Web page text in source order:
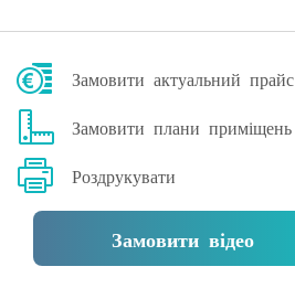
Замовити актуальний прайс
Замовити плани приміщень
Роздрукувати
Замовити відео